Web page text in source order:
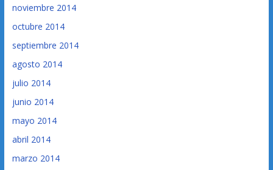
noviembre 2014
octubre 2014
septiembre 2014
agosto 2014
julio 2014
junio 2014
mayo 2014
abril 2014
marzo 2014